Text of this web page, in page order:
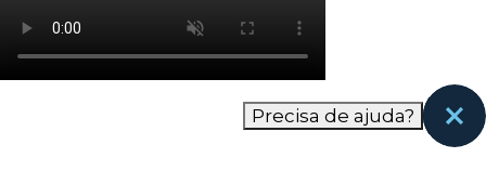
como os visitantes interagem com o site. Esses
cookies ajudam a fornecer informações sobre
as métricas do número de visitantes, taxa de
rejeição, origem do tráfego, etc.
Precisa de ajuda?